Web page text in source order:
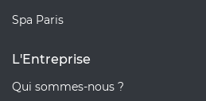
Spa Paris
L'Entreprise
Qui sommes-nous ?